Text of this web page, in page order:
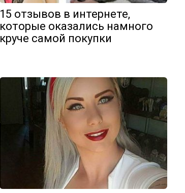
15 отзывов в интернете,
которые оказались намного
круче самой покупки